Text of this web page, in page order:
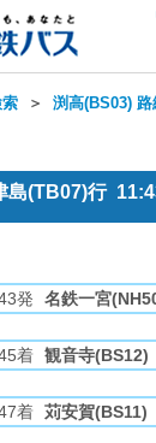
＞ 渕高(BS03) 路
島(TB07)行
発 名鉄一宮
着 観音寺(BS12)
着 苅安賀(BS11)